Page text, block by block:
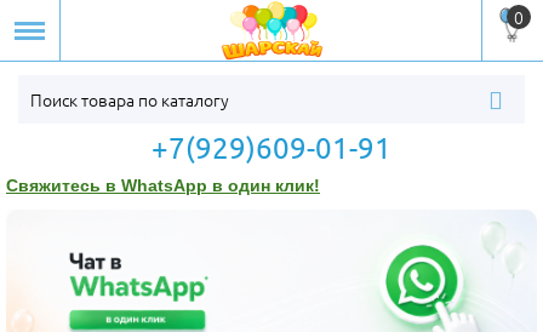
0
+7(929)609-01-91
Свяжитесь в WhatsApp в один клик!